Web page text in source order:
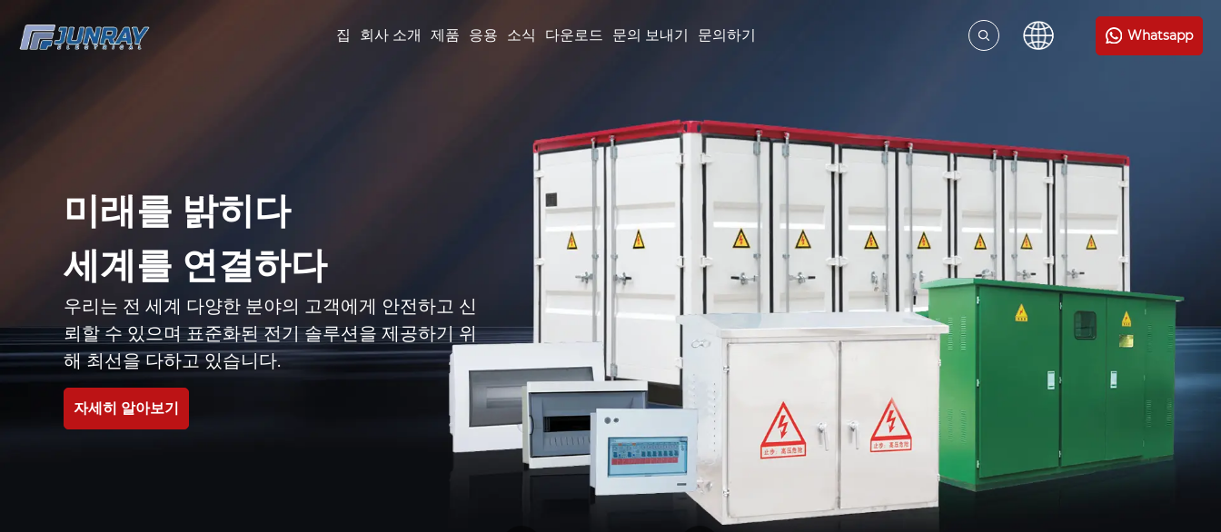
집 회사 소개 제품 응용 소식 다운로드 문의 보내기 문의하기 Whatsapp
고전압 및 저전압
배전반 제조
우리는 엄격한 설계 표준과 제조 프로세스를 엄격히
준수하여 모든 제품이 ISO, CCC, CNAS, CQC 및 CE
를 포함한 여러 인증 표준을 준수하도록 보장합니다.
자세히 알아보기
미래를 밝히다
세계를 연결하다
우리는 전 세계 다양한 분야의 고객에게 안전하고 신
뢰할 수 있으며 표준화된 전기 솔루션을 제공하기 위
해 최선을 다하고 있습니다.
자세히 알아보기
고전압 및 저전압
배전반 제조
우리는 엄격한 설계 표준과 제조 프로세스를 엄격히
준수하여 모든 제품이 ISO, CCC, CNAS, CQC 및 CE
를 포함한 여러 인증 표준을 준수하도록 보장합니다.
자세히 알아보기